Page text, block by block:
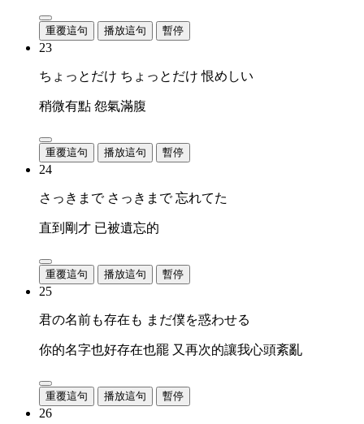
重覆這句 播放這句 暫停
23
ちょっとだけ ちょっとだけ 恨めしい
稍微有點 怨氣滿腹
重覆這句 播放這句 暫停
24
さっきまで さっきまで 忘れてた
直到剛才 已被遺忘的
重覆這句 播放這句 暫停
25
君の名前も存在も まだ僕を惑わせる
你的名字也好存在也罷 又再次的讓我心頭紊亂
重覆這句 播放這句 暫停
26